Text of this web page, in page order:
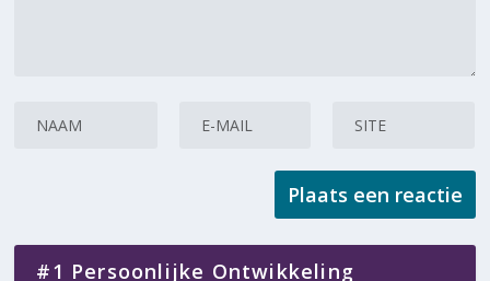
#1 Persoonlijke Ontwikkeling